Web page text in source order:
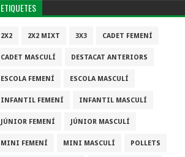
ETIQUETES
2X2 2X2 MIXT 3X3 CADET FEMENÍ
CADET MASCULÍ DESTACAT ANTERIORS
ESCOLA FEMENÍ ESCOLA MASCULÍ
INFANTIL FEMENÍ INFANTIL MASCULÍ
JÚNIOR FEMENÍ JÚNIOR MASCULÍ
MINI FEMENÍ MINI MASCULÍ POLLETS